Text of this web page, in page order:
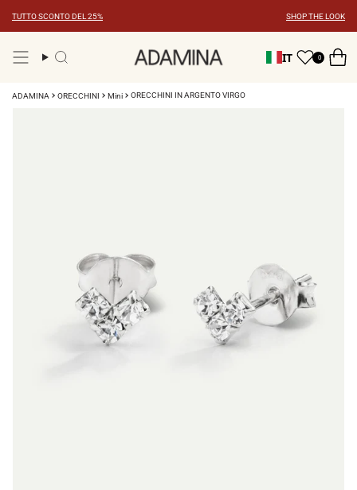
contenuto
TUTTO SCONTO DEL 25% SHOP THE LOOK
Ricerca IT 0
ADAMINA ORECCHINI Mini ORECCHINI IN ARGENTO VIRGO